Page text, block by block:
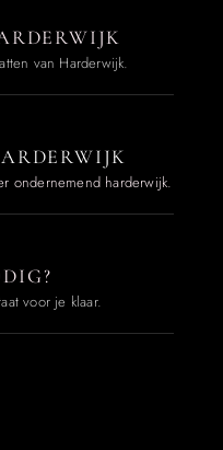
van Harderwijk.
ondernemend harderwijk.
voor je klaar.